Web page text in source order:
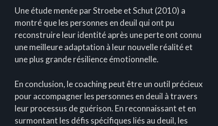
Une étude menée par Stroebe et Schut (2010) a
montré que les personnes en deuil qui ont pu
reconstruire leur identité après une perte ont connu
une meilleure adaptation à leur nouvelle réalité et
une plus grande résilience émotionnelle.
En conclusion, le coaching peut être un outil précieux
pour accompagner les personnes en deuil à travers
leur processus de guérison. En reconnaissant et en
surmontant les défis spécifiques liés au deuil, les